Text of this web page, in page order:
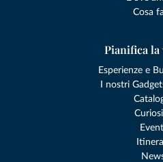
Cosa
Pianifica la
Esperienze e
I nostri